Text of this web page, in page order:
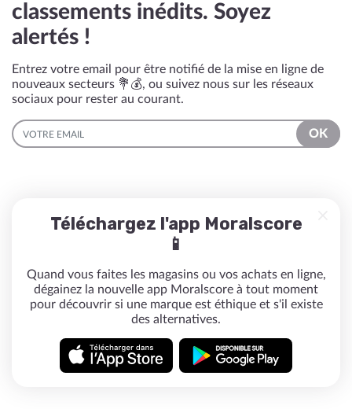
classements inédits. Soyez
alertés !
Entrez votre email pour être notifié de la mise en ligne de
nouveaux secteurs 💐💰, ou suivez nous sur les réseaux
sociaux pour rester au courant.
EMAIL
OK
Téléchargez l'app Moralscore
📱
Quand vous faites les magasins ou vos achats en ligne,
dégainez la nouvelle app Moralscore à tout moment
pour découvrir si une marque est éthique et s'il existe
des alternatives.